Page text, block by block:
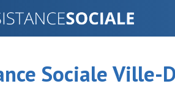
Sociale Ville-